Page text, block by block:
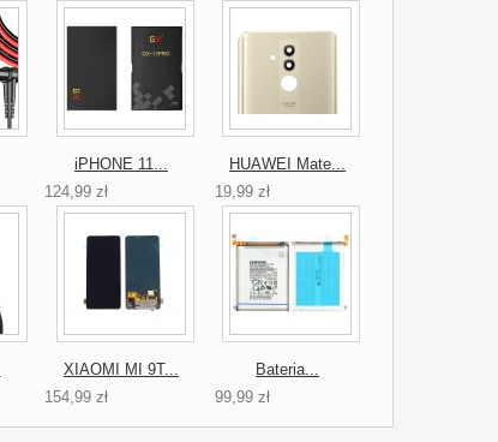
iPHONE 11...
124,99 zł
HUAWEI Mate...
19,99 zł
XIAOMI MI 9T...
154,99 zł
Bateria...
99,99 zł